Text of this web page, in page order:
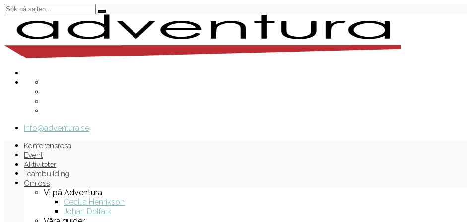
info@adventura.se
Konferensresa
Event
Aktiviteter
Teambuilding
Om oss
Vi på Adventura
Cecilia Henrikson
Johan Delfalk